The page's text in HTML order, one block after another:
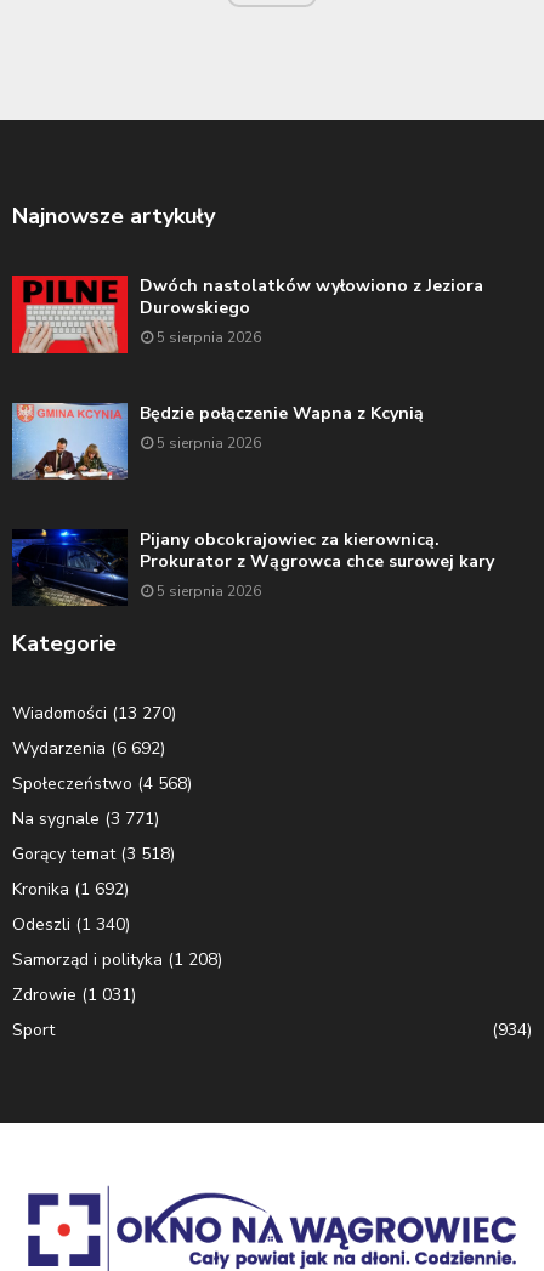
Najnowsze artykuły
Dwóch nastolatków wyłowiono z Jeziora
Durowskiego
5 sierpnia 2026
Będzie połączenie Wapna z Kcynią
5 sierpnia 2026
Pijany obcokrajowiec za kierownicą.
Prokurator z Wągrowca chce surowej kary
5 sierpnia 2026
Kategorie
Wiadomości (13 270)
Wydarzenia (6 692)
Społeczeństwo (4 568)
Na sygnale (3 771)
Gorący temat(3 518)
Kronika (1 692)
Odeszli (1 340)
Samorząd i polityka (1 208)
Zdrowie (1 031)
Sport
(934)